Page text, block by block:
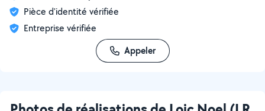
Pièce d'identité vérifiée
Entreprise vérifiée
Appeler